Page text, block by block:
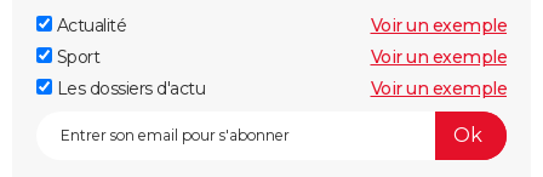
Actualité
Voir un exemple
Sport
Voir un exemple
Les dossiers d'actu
Voir un exemple